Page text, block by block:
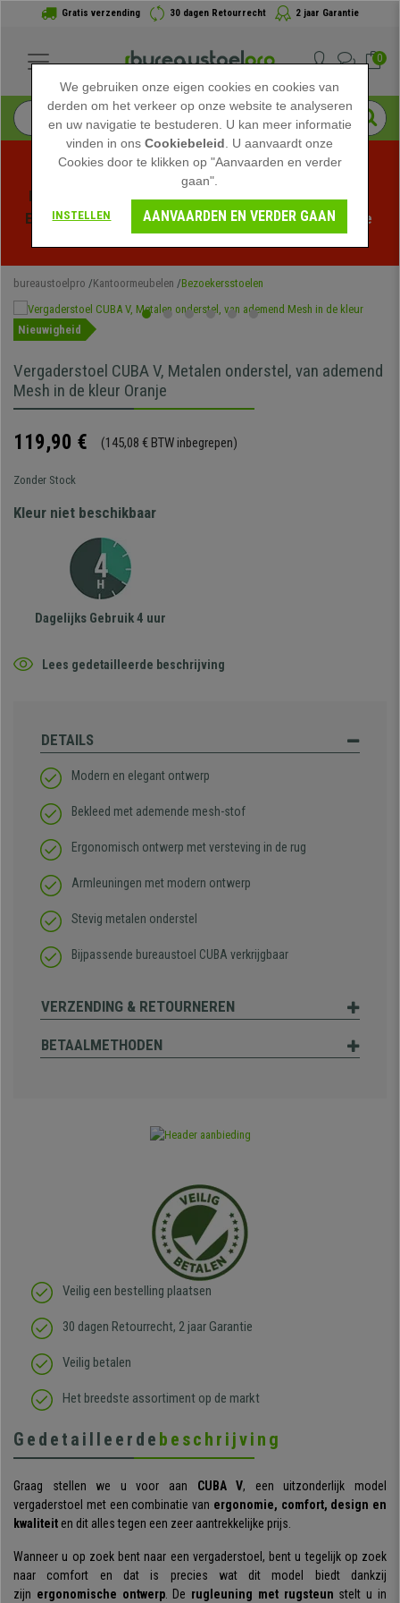
Gratis verzending 30 dagen Retourrecht 2 jaar Garantie
0
Profiteer van de Zomeruitverkoop bij bureaustoelpro!
Exclusieve kortingen voor een beperkte tijd - Bekijk de
bureaustoelpro Kantoormeubelen Bezoekersstoelen
Nieuwigheid
Vergaderstoel CUBA V, Metalen onderstel, van ademend
Mesh in de kleur Oranje
119,90 € (145,08 € BTW inbegrepen)
Zonder Stock
Kleur niet beschikbaar
Dagelijks Gebruik 4 uur
Lees gedetailleerde beschrijving
DETAILS
Modern en elegant ontwerp
Bekleed met ademende mesh-stof
Ergonomisch ontwerp met versteving in de rug
Armleuningen met modern ontwerp
Stevig metalen onderstel
Bijpassende bureaustoel CUBA verkrijgbaar
VERZENDING & RETOURNEREN
BETAALMETHODEN
Veilig een bestelling plaatsen
30 dagen Retourrecht, 2 jaar Garantie
Veilig betalen
Het breedste assortiment op de markt
Gedetailleerde beschrijving
Graag stellen we u voor aan CUBA V, een uitzonderlijk model
vergaderstoel met een combinatie van ergonomie, comfort, design en
kwaliteit en dit alles tegen een zeer aantrekkelijke prijs.
Wanneer u op zoek bent naar een vergaderstoel, bent u tegelijk op zoek
naar comfort en dat is precies wat dit model biedt dankzij
zijn ergonomische ontwerp. De rugleuning met rugsteun stelt u in
We gebruiken onze eigen cookies en cookies van
derden om het verkeer op onze website te analyseren
en uw navigatie te bestuderen. U kan meer informatie
vinden in onsCookiebeleid . U aanvaardt onze
Cookies door te klikken op "Aanvaarden en verder
gaan".
INSTELLEN AANVAARDEN EN VERDER GAAN